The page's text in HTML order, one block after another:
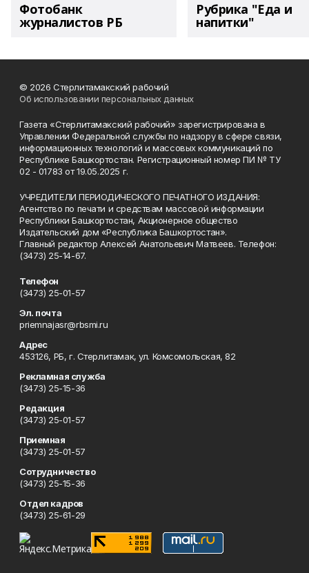
Фотобанк
журналистов РБ
Рубрика "Еда и
напитки"
© 2026 Стерлитамакский рабочий
Об использовании персональных данных
Газета «Стерлитамакский рабочий» зарегистрирована в
Управлении Федеральной службы по надзору в сфере связи,
информационных технологий и массовых коммуникаций по
Республике Башкортостан. Регистрационный номер ПИ № ТУ
02 - 01783 от 19.05.2025 г.
УЧРЕДИТЕЛИ ПЕРИОДИЧЕСКОГО ПЕЧАТНОГО ИЗДАНИЯ:
Агентство по печати и средствам массовой информации
Республики Башкортостан, Акционерное общество
Издательский дом «Республика Башкортостан».
Главный редактор Алексей Анатольевич Матвеев. Телефон:
(3473) 25-14-67.
Телефон
(3473) 25-01-57
Эл. почта
priemnajasr@rbsmi.ru
Адрес
453126, РБ, г. Стерлитамак, ул. Комсомольская, 82
Рекламная служба
(3473) 25-15-36
Редакция
(3473) 25-01-57
Приемная
(3473) 25-01-57
Сотрудничество
(3473) 25-15-36
Отдел кадров
(3473) 25-61-29